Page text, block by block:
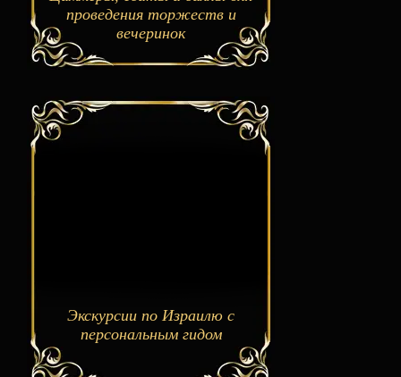
проведения торжеств и
вечеринок
Экскурсии по Израилю с
персональным гидом